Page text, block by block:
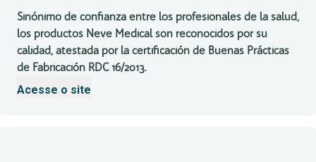
Sinónimo de confianza entre los profesionales de la salud,
los productos Neve Medical son reconocidos por su
calidad, atestada por la certificación de Buenas Prácticas
de Fabricación RDC 16/2013.
Acesse o site